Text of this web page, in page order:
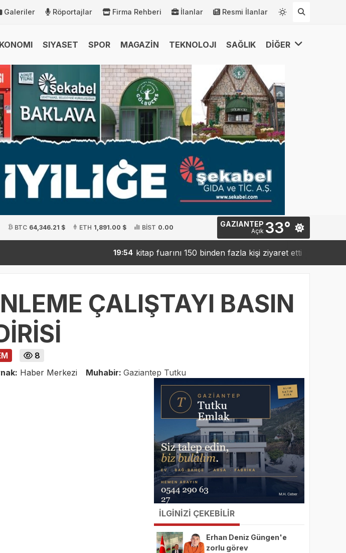
Galeriler Röportajlar Firma Rehberi İlanlar Resmi İlanlar
SIYASET SPOR MAGAZİN TEKNOLOJI SAĞLIK DİĞER
BTC 64,346.21 $ ETH 1,891.00 $ BİST 0.00 GAZIANTEP
Açık 33°
kitap fuarını 150 binden fazla kişi ziyaret etti 19:42
ÇALIŞTAYI BASIN
8
Haber Merkezi Muhabir: Gaziantep Tutku
İLGİNİZİ ÇEKEBİLİR
Erhan Deniz Güngen'e
zorlu görev